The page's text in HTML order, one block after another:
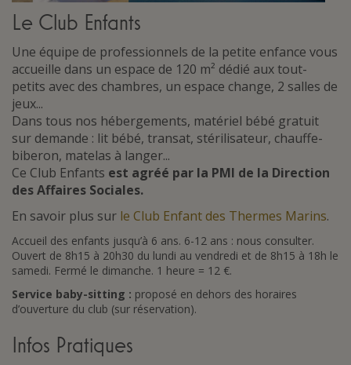
Le Club Enfants
Une équipe de professionnels de la petite enfance vous
accueille dans un espace de 120 m² dédié aux tout-
petits avec des chambres, un espace change, 2 salles de
jeux...
Dans tous nos hébergements, matériel bébé gratuit
sur demande : lit bébé, transat, stérilisateur, chauffe-
biberon, matelas à langer...
Ce Club Enfants est agréé par la PMI de la Direction
des Affaires Sociales.
En savoir plus sur le Club Enfant des Thermes Marins.
Accueil des enfants jusqu’à 6 ans. 6-12 ans : nous consulter.
Ouvert de 8h15 à 20h30 du lundi au vendredi et de 8h15 à 18h le
samedi. Fermé le dimanche. 1 heure = 12 €.
Service baby-sitting : proposé en dehors des horaires
d’ouverture du club (sur réservation).
Infos Pratiques